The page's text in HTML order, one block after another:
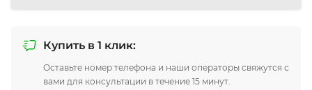
Купить в 1 клик:
Оставьте номер телефона и наши операторы свяжутся с
вами для консультации в течение 15 минут.